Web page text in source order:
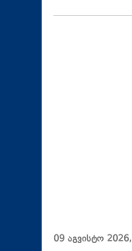
09 აგვისტო 2026,